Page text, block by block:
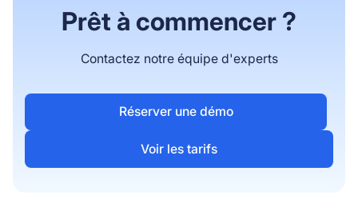
Prêt à commencer ?
Contactez notre équipe d'experts
Réserver une démo
Voir les tarifs